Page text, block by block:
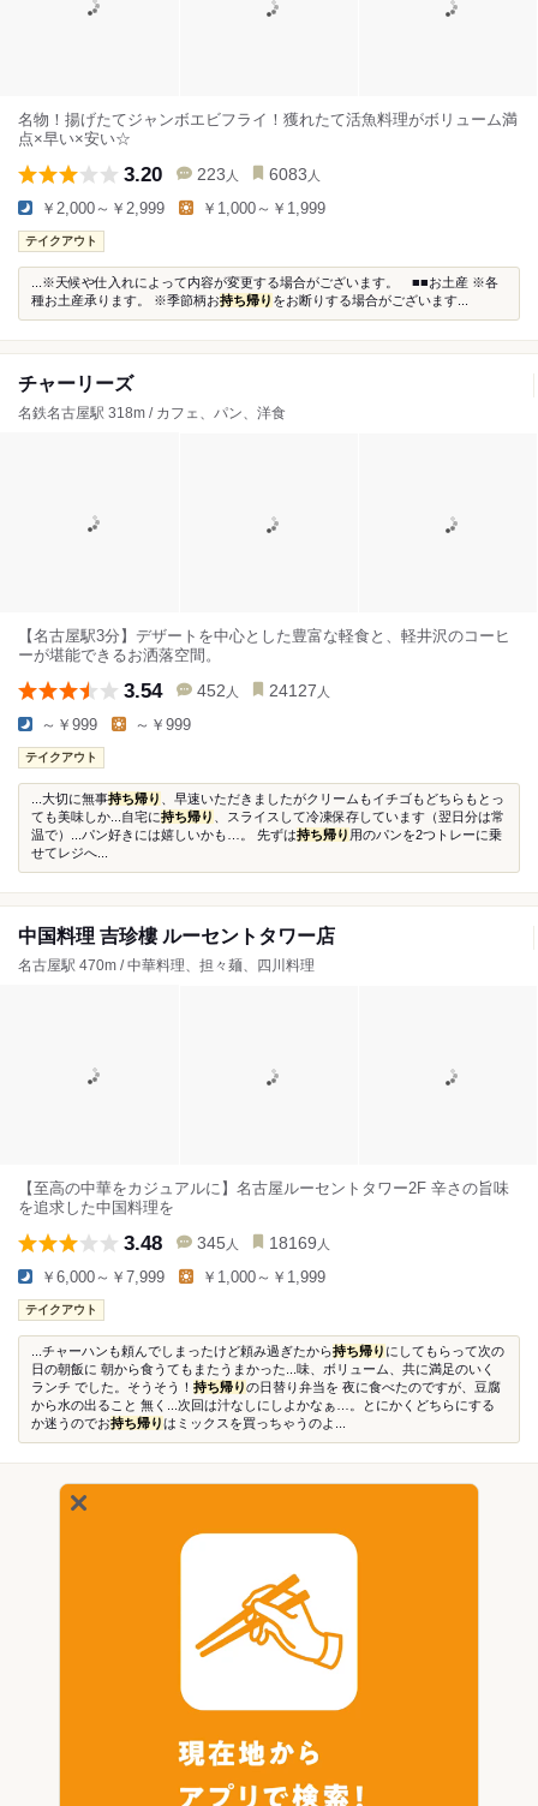
名物！揚げたてジャンボエビフライ！獲れたて活魚料理がボリューム満
点×早い×安い☆
3.20 223 人 6083 人
￥2,000～￥2,999 ￥1,000～￥1,999
テイクアウト
...※天候や仕入れによって内容が変更する場合がございます。 ■■お土産 ※各
種お土産承ります。 ※季節柄お持ち帰り をお断りする場合がございます...
チャーリーズ
名鉄名古屋駅 318m / カフェ、パン、洋食
【名古屋駅3分】デザートを中心とした豊富な軽食と、軽井沢のコーヒ
ーが堪能できるお洒落空間。
3.54 452 人 24127 人
～￥999 ～￥999
テイクアウト
...大切に無事持ち帰り
、早速いただきましたがクリームもイチゴもどちらもとっ
ても美味しか...自宅に持ち帰り
、スライスして冷凍保存しています（翌日分は常
温で）...パン好きには嬉しいかも…。 先ずは持ち帰り 用のパンを2つトレーに乗
せてレジへ...
中国料理 吉珍樓 ルーセントタワー店
名古屋駅 470m / 中華料理、担々麺、四川料理
【至高の中華をカジュアルに】名古屋ルーセントタワー2F 辛さの旨味
を追求した中国料理を
3.48 345 人 18169 人
￥6,000～￥7,999 ￥1,000～￥1,999
テイクアウト
...チャーハンも頼んでしまったけど頼み過ぎたから持ち帰り にしてもらって次の
日の朝飯に 朝から食うてもまたうまかった...味、ボリューム、共に満足のいく
ランチ でした。そうそう！ 持ち帰りの日替り弁当を 夜に食べたのですが、豆腐
から水の出ること 無く...次回は汁なしにしよかなぁ…。とにかくどちらにする
か迷うのでお持ち帰りはミックスを買っちゃうのよ...